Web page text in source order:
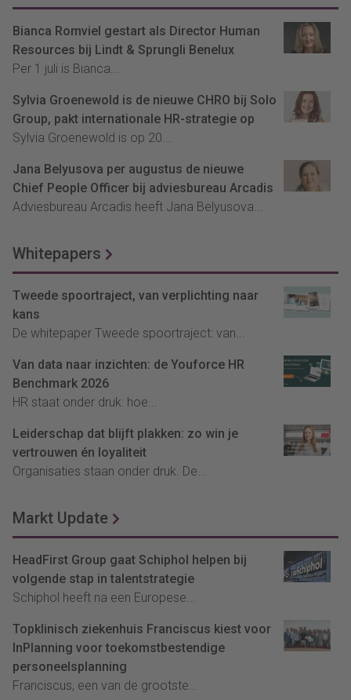
Bianca Romviel gestart als Director Human
Resources bij Lindt & Sprungli Benelux
Per 1 juli is Bianca...
Sylvia Groenewold is de nieuwe CHRO bij Solo
Group, pakt internationale HR-strategie op
Sylvia Groenewold is op 20...
Jana Belyusova per augustus de nieuwe
Chief People Officer bij adviesbureau Arcadis
Adviesbureau Arcadis heeft Jana Belyusova...
Whitepapers
Tweede spoortraject, van verplichting naar
kans
De whitepaper Tweede spoortraject: van...
Van data naar inzichten: de Youforce HR
Benchmark 2026
HR staat onder druk: hoe...
Leiderschap dat blijft plakken: zo win je
vertrouwen én loyaliteit
Organisaties staan onder druk. De...
Markt Update
HeadFirst Group gaat Schiphol helpen bij
volgende stap in talentstrategie
Schiphol heeft na een Europese...
Topklinisch ziekenhuis Franciscus kiest voor
InPlanning voor toekomstbestendige
personeelsplanning
Franciscus, een van de grootste...